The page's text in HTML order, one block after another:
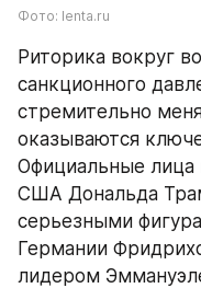
Фото: lenta.ru
Риторика вокруг
санкционного
стремительно
оказываются
Официальные лица
США Дональда
серьезными
Германии
лидером